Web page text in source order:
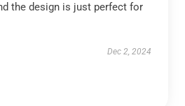
the design is just perfect for
Dec 2, 2024